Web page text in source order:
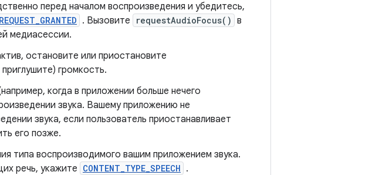
перед началом воспроизведения и убедитесь,
. Вызовите requestAudioFocus() в
медиасессии.
остановите или приостановите
громкость.
когда в приложении больше нечего
звука. Вашему приложению не
звука, если пользователь приостанавливает
его позже.
типа воспроизводимого вашим приложением звука.
речь, укажите CONTENT_TYPE_SPEECH .